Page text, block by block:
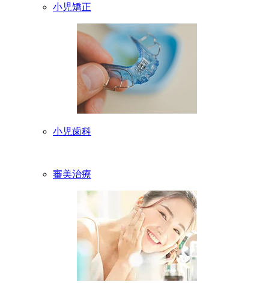
小児矯正
小児歯科
審美治療